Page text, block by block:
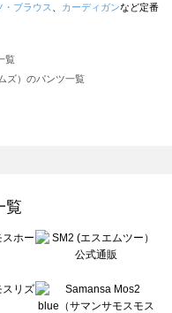
・ブラウス カーディガンなど定番
覧
ズ）のパンツ一覧
モスモス）のパンツ一覧
パンツ一覧
一覧
覧